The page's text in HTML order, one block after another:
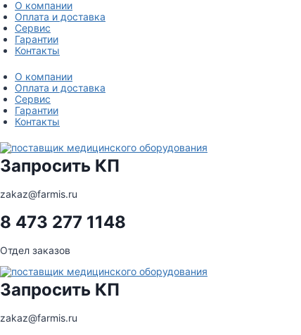
Перейти
к
содержимому
О компании
Оплата и доставка
Сервис
Гарантии
Контакты
О компании
Оплата и доставка
Сервис
Гарантии
Контакты
Запросить КП
zakaz@farmis.ru
8 473 277 1148
Отдел заказов
Запросить КП
zakaz@farmis.ru